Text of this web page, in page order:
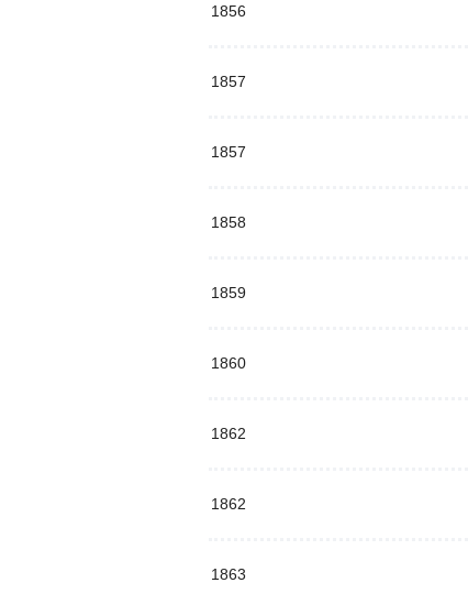
1856
1857
1857
1858
1859
1860
1862
1862
1863